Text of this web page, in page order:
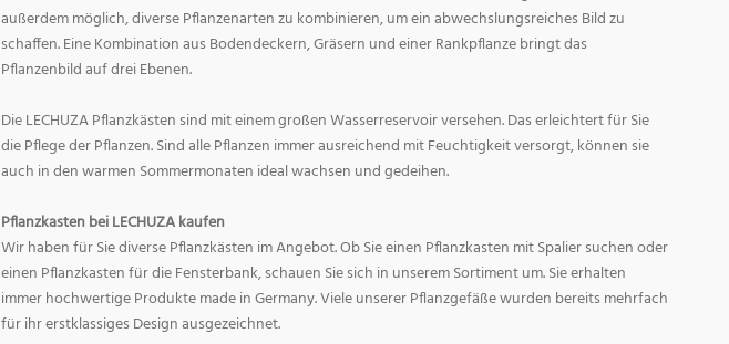
außerdem möglich, diverse Pflanzenarten zu kombinieren, um ein abwechslungsreiches Bild zu
schaffen. Eine Kombination aus Bodendeckern, Gräsern und einer Rankpflanze bringt das
Pflanzenbild auf drei Ebenen.
Die LECHUZA Pflanzkästen sind mit einem großen Wasserreservoir versehen. Das erleichtert für Sie
die Pflege der Pflanzen. Sind alle Pflanzen immer ausreichend mit Feuchtigkeit versorgt, können sie
auch in den warmen Sommermonaten ideal wachsen und gedeihen.
Pflanzkasten bei LECHUZA kaufen
Wir haben für Sie diverse Pflanzkästen im Angebot. Ob Sie einen Pflanzkasten mit Spalier suchen oder
einen Pflanzkasten für die Fensterbank, schauen Sie sich in unserem Sortiment um. Sie erhalten
immer hochwertige Produkte made in Germany. Viele unserer Pflanzgefäße wurden bereits mehrfach
für ihr erstklassiges Design ausgezeichnet.